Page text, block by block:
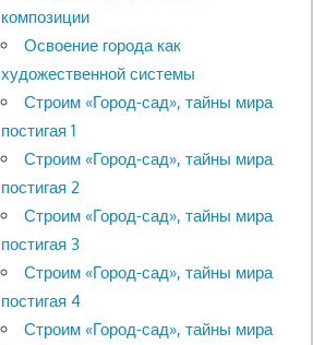
композиции
Освоение города как
художественной системы
Строим «Город-сад», тайны мира
постигая 1
Строим «Город-сад», тайны мира
постигая 2
Строим «Город-сад», тайны мира
постигая 3
Строим «Город-сад», тайны мира
постигая 4
Строим «Город-сад», тайны мира